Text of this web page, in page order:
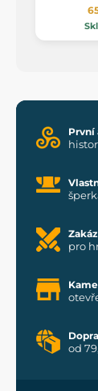
První
pro
od